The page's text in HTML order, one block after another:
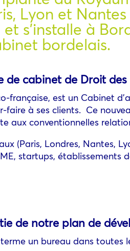
Lyon et
s’installe à
bordelais.
de cabinet de Droit
française, est un Cabinet
faire à ses clients. Ce
aux conventionnelles
(Paris, Londres, Nantes,
startups, établissements
de notre plan de
un bureau dans toutes